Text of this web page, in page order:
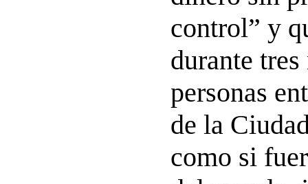
control” y
durante
personas
de la
como si